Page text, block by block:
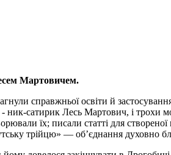
Мартовичем.
справжньої освіти й
ник-сатирик Лесь Мартович, і
їх; писали статті для
трійцю» — об’єднання духовно